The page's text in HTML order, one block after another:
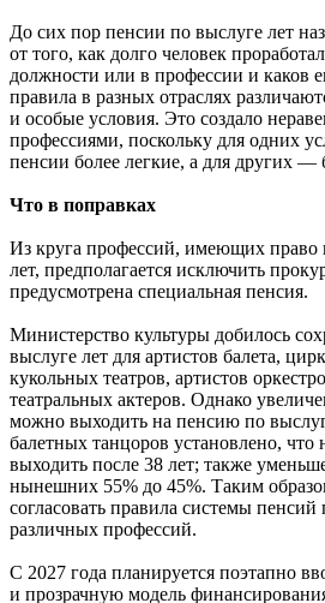
До сих пор пенсии по выслуге лет
от того, как долго человек
должности или в профессии и каков
правила в разных отраслях
и особые условия. Это создало
профессиями, поскольку для одних
пенсии более легкие, а для других —
Что в поправках
Из круга профессий, имеющих право
лет, предполагается исключить
предусмотрена специальная пенсия.
Министерство культуры добилось
выслуге лет для артистов балета,
кукольных театров, артистов
театральных актеров. Однако
можно выходить на пенсию по
балетных танцоров установлено,
выходить после 38 лет; также
нынешних 55% до 45%. Таким
согласовать правила системы пенсий
различных профессий.
С 2027 года планируется поэтапно
и прозрачную модель